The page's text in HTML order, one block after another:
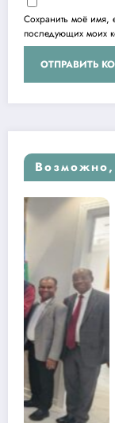
Сохранить моё имя,
последующих моих
Возможно,
БЕЗ РУБРИКИ
Обмен